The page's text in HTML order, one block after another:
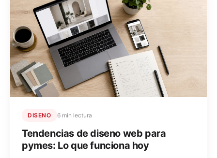
DISENO 6 min lectura
Tendencias de diseno web para
pymes: Lo que funciona hoy